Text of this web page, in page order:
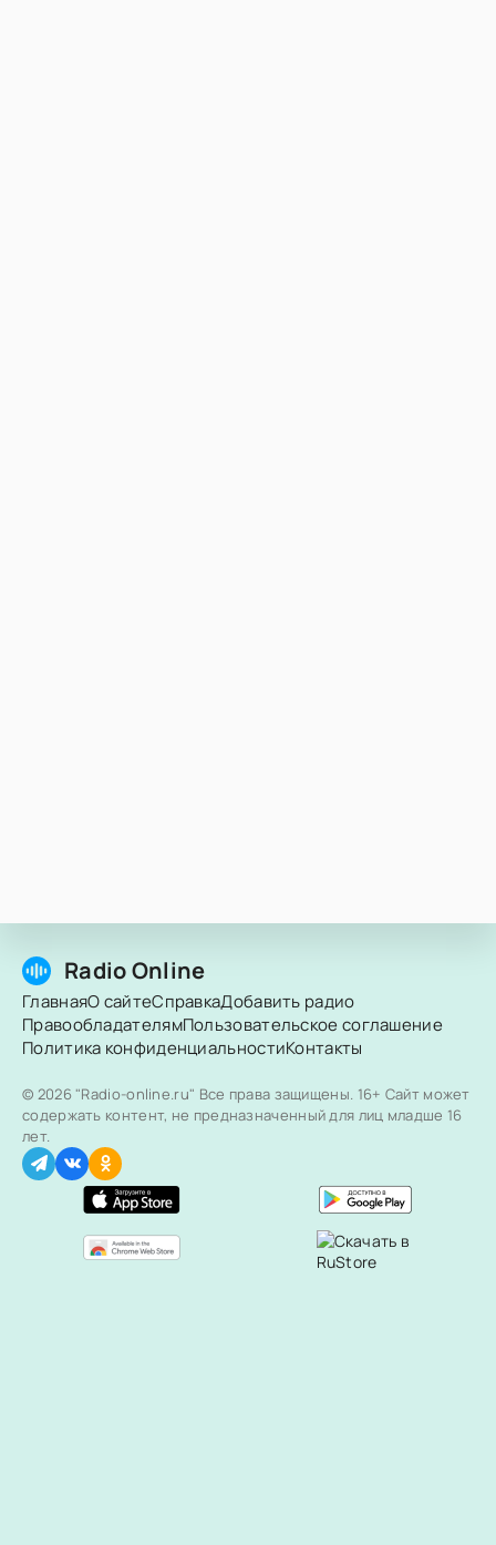
Radio Online
ГлавнаяО сайтеСправкаДобавить радио
ПравообладателямПользовательское соглашение
Политика конфиденциальностиКонтакты
© 2026 "Radio-online.ru" Все права защищены. 16+ Сайт может
содержать контент, не предназначенный для лиц младше 16
лет.